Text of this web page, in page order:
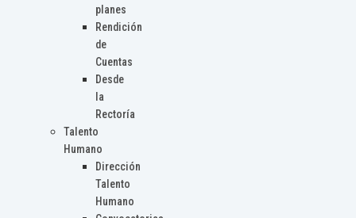
planes
Rendición
de
Cuentas
Desde
la
Rectoría
Talento
Humano
Dirección
Talento
Humano